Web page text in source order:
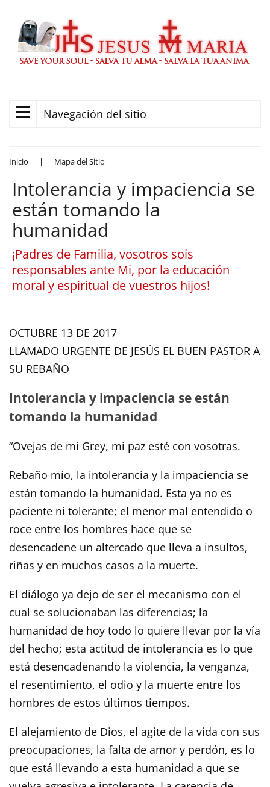
Navegación del sitio
Inicio | Mapa del Sitio
Intolerancia y impaciencia se
están tomando la
humanidad
¡Padres de Familia, vosotros sois
responsables ante Mi, por la educación
moral y espiritual de vuestros hijos!
OCTUBRE 13 DE 2017
LLAMADO URGENTE DE JESÚS EL BUEN PASTOR A
SU REBAÑO
Intolerancia y impaciencia se están
tomando la humanidad
“Ovejas de mi Grey, mi paz esté con vosotras.
Rebaño mío, la intolerancia y la impaciencia se
están tomando la humanidad. Esta ya no es
paciente ni tolerante; el menor mal entendido o
roce entre los hombres hace que se
desencadene un altercado que lleva a insultos,
riñas y en muchos casos a la muerte.
El diálogo ya dejo de ser el mecanismo con el
cual se solucionaban las diferencias; la
humanidad de hoy todo lo quiere llevar por la vía
del hecho; esta actitud de intolerancia es lo que
está desencadenando la violencia, la venganza,
el resentimiento, el odio y la muerte entre los
hombres de estos últimos tiempos.
El alejamiento de Dios, el agite de la vida con sus
preocupaciones, la falta de amor y perdón, es lo
que está llevando a esta humanidad a que se